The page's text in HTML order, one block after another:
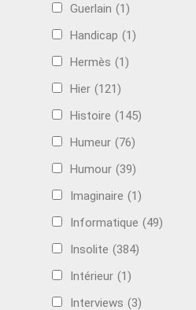
Guerlain (1)
Handicap (1)
Hermès (1)
Hier (121)
Histoire (145)
Humeur (76)
Humour (39)
Imaginaire (1)
Informatique (49)
Insolite (384)
Intérieur (1)
Interviews (3)